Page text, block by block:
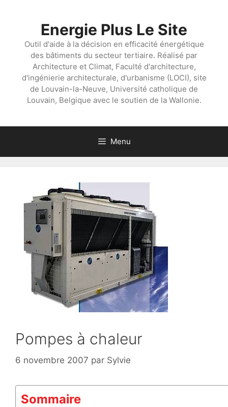
Energie Plus Le Site
Outil d'aide à la décision en efficacité énergétique
des bâtiments du secteur tertiaire. Réalisé par
Architecture et Climat, Faculté d'architecture,
d'ingénierie architecturale, d'urbanisme (LOCI), site
de Louvain-la-Neuve, Université catholique de
Louvain, Belgique avec le soutien de la Wallonie.
Menu
Pompes à chaleur
6 novembre 2007 par Sylvie
Sommaire